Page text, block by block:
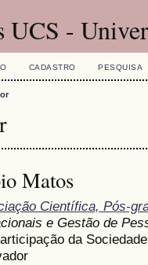
UCS -
CADASTRO PESQUISA
Matos
Científica, Pós-
e Gestão de
da